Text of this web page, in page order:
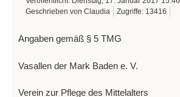
Geschrieben von Claudia
Zugriffe: 13416
Angaben gemäß § 5 TMG
Vasallen der Mark Baden e. V.
Verein zur Pflege des Mittelalters